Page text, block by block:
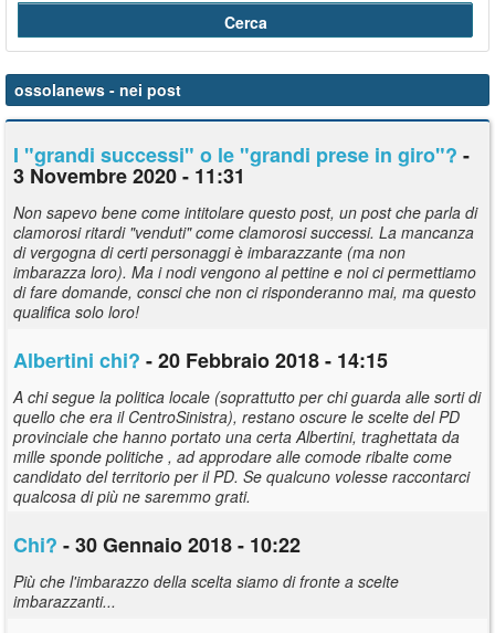
ossolanews - nei post
I "grandi successi" o le "grandi prese in giro"? -
3 Novembre 2020 - 11:31
Non sapevo bene come intitolare questo post, un post che parla di
clamorosi ritardi "venduti" come clamorosi successi. La mancanza
di vergogna di certi personaggi è imbarazzante (ma non
imbarazza loro). Ma i nodi vengono al pettine e noi ci permettiamo
di fare domande, consci che non ci risponderanno mai, ma questo
qualifica solo loro!
Albertini chi? - 20 Febbraio 2018 - 14:15
A chi segue la politica locale (soprattutto per chi guarda alle sorti di
quello che era il CentroSinistra), restano oscure le scelte del PD
provinciale che hanno portato una certa Albertini, traghettata da
mille sponde politiche , ad approdare alle comode ribalte come
candidato del territorio per il PD. Se qualcuno volesse raccontarci
qualcosa di più ne saremmo grati.
Chi? - 30 Gennaio 2018 - 10:22
Più che l'imbarazzo della scelta siamo di fronte a scelte
imbarazzanti...